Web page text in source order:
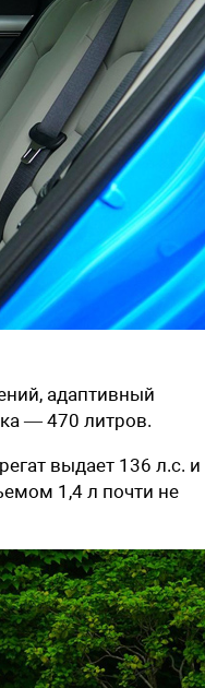
адаптивный
— 470 литров.
выдает 136 л.с. и
1,4 л почти не